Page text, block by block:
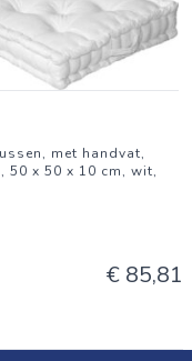
met handvat,
50 x 50 x 10 cm, wit,
€ 85,81